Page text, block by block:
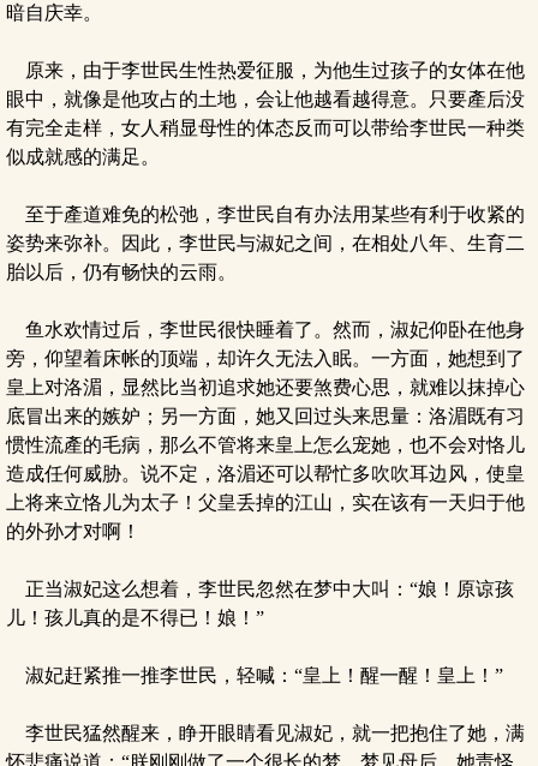
暗自庆幸。
原来，由于李世民生性热爱征服，为他生过孩子的女体在他
眼中，就像是他攻占的土地，会让他越看越得意。只要產后没
有完全走样，女人稍显母性的体态反而可以带给李世民一种类
似成就感的满足。
至于產道难免的松弛，李世民自有办法用某些有利于收紧的
姿势来弥补。因此，李世民与淑妃之间，在相处八年、生育二
胎以后，仍有畅快的云雨。
鱼水欢情过后，李世民很快睡着了。然而，淑妃仰卧在他身
旁，仰望着床帐的顶端，却许久无法入眠。一方面，她想到了
皇上对洛湄，显然比当初追求她还要煞费心思，就难以抹掉心
底冒出来的嫉妒；另一方面，她又回过头来思量：洛湄既有习
惯性流產的毛病，那么不管将来皇上怎么宠她，也不会对恪儿
造成任何威胁。说不定，洛湄还可以帮忙多吹吹耳边风，使皇
上将来立恪儿为太子！父皇丢掉的江山，实在该有一天归于他
的外孙才对啊！
正当淑妃这么想着，李世民忽然在梦中大叫：“娘！原谅孩
儿！孩儿真的是不得已！娘！”
淑妃赶紧推一推李世民，轻喊：“皇上！醒一醒！皇上！”
李世民猛然醒来，睁开眼睛看见淑妃，就一把抱住了她，满
怀悲痛说道：“朕刚刚做了一个很长的梦，梦见母后，她责怪